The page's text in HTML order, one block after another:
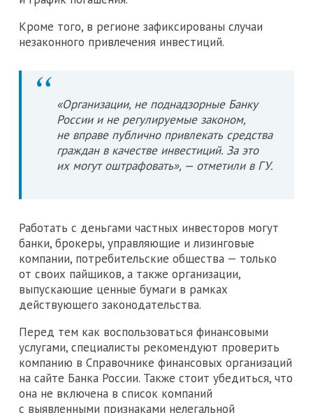
Кроме того, в регионе зафиксированы случаи
незаконного привлечения инвестиций.
«Организации, не поднадзорные Банку
России и не регулируемые законом,
не вправе публично привлекать средства
граждан в качестве инвестиций. За это
их могут оштрафовать», — отметили в ГУ.
Работать с деньгами частных инвесторов могут
банки, брокеры, управляющие и лизинговые
компании, потребительские общества — только
от своих пайщиков, а также организации,
выпускающие ценные бумаги в рамках
действующего законодательства.
Перед тем как воспользоваться финансовыми
услугами, специалисты рекомендуют проверить
компанию в Справочнике финансовых организаций
на сайте Банка России. Также стоит убедиться, что
она не включена в список компаний
с выявленными признаками нелегальной